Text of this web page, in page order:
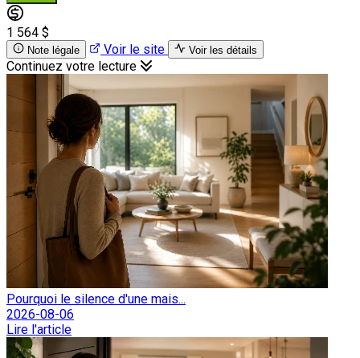
1 564 $
Note légale Voir le site Voir les détails
Continuez votre lecture
Pourquoi le silence d'une mais...
2026-08-06
Lire l'article